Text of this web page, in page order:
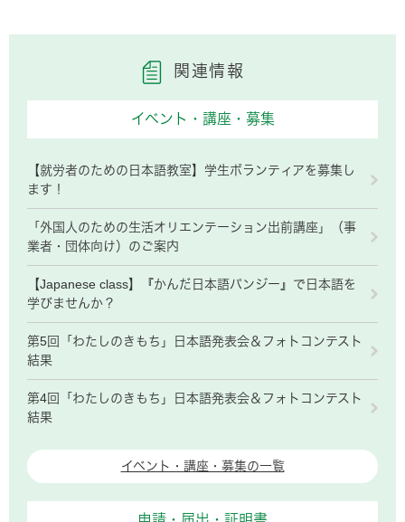
関連情報
イベント・講座・募集
【就労者のための日本語教室】学生ボランティアを募集し
ます！
「外国人のための生活オリエンテーション出前講座」（事
業者・団体向け）のご案内
【Japanese class】『かんだ日本語パンジー』で日本語を
学びませんか？
第5回「わたしのきもち」日本語発表会＆フォトコンテスト
結果
第4回「わたしのきもち」日本語発表会＆フォトコンテスト
結果
イベント・講座・募集の一覧